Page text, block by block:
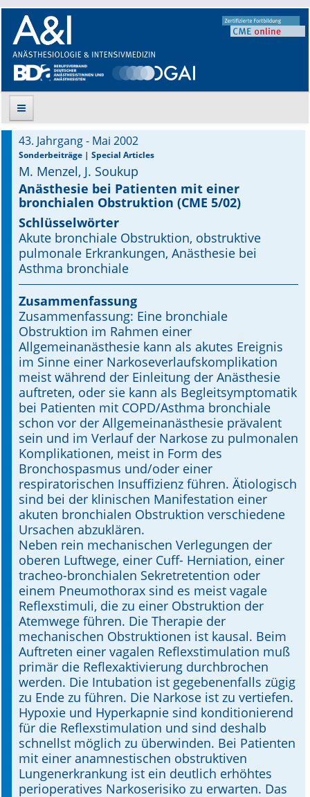
Suche
Aktuelle Ausgabe
Leitlinien
Archiv
Supplements
Supplements OrphanAnesthesia
Online First
A&I English
Mediadaten
Autoren-Service
Bestell-Service
Stellenmarkt
Kongresskalender
43. Jahrgang - Mai 2002
Sonderbeiträge | Special Articles
M. Menzel, J. Soukup
Anästhesie bei Patienten mit einer
bronchialen Obstruktion (CME 5/02)
Schlüsselwörter
Akute bronchiale Obstruktion, obstruktive
pulmonale Erkrankungen, Anästhesie bei
Asthma bronchiale
Zusammenfassung
Zusammenfassung: Eine bronchiale
Obstruktion im Rahmen einer
Allgemeinanästhesie kann als akutes Ereignis
im Sinne einer Narkoseverlaufskomplikation
meist während der Einleitung der Anästhesie
auftreten, oder sie kann als Begleitsymptomatik
bei Patienten mit COPD/Asthma bronchiale
schon vor der Allgemeinanästhesie prävalent
sein und im Verlauf der Narkose zu pulmonalen
Komplikationen, meist in Form des
Bronchospasmus und/oder einer
respiratorischen Insuffizienz führen. Ätiologisch
sind bei der klinischen Manifestation einer
akuten bronchialen Obstruktion verschiedene
Ursachen abzuklären.
Neben rein mechanischen Verlegungen der
oberen Luftwege, einer Cuff- Herniation, einer
tracheo-bronchialen Sekretretention oder
einem Pneumothorax sind es meist vagale
Reflexstimuli, die zu einer Obstruktion der
Atemwege führen. Die Therapie der
mechanischen Obstruktionen ist kausal. Beim
Auftreten einer vagalen Reflexstimulation muß
primär die Reflexaktivierung durchbrochen
werden. Die Intubation ist gegebenenfalls zügig
zu Ende zu führen. Die Narkose ist zu vertiefen.
Hypoxie und Hyperkapnie sind konditionierend
für die Reflexstimulation und sind deshalb
schnellst möglich zu überwinden. Bei Patienten
mit einer anamnestischen obstruktiven
Lungenerkrankung ist ein deutlich erhöhtes
perioperatives Narkoserisiko zu erwarten. Das